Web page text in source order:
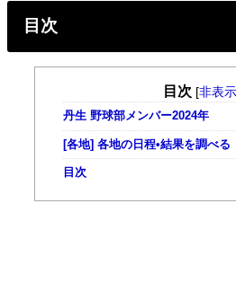
目次
目次 [非表示
丹生 野球部メンバー2024年
[各地] 各地の日程•結果を調べる
目次